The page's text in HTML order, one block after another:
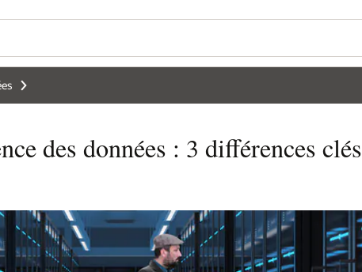
des données : 3 différences clés